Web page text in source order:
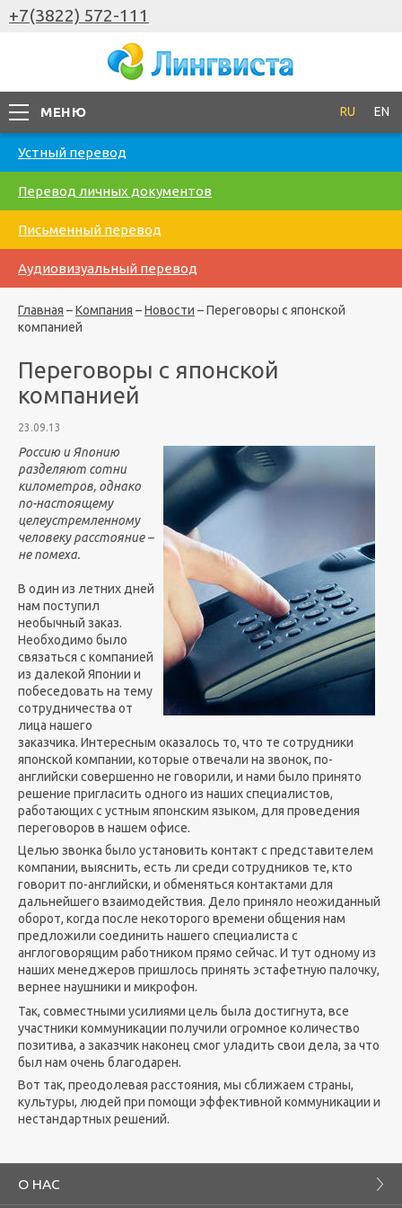
+7(3822) 572-111
МЕНЮ RU EN
Устный перевод
Перевод личных документов
Письменный перевод
Аудиовизуальный перевод
Главная –Компания –Новости –Переговоры с японской
компанией
Переговоры с японской
компанией
23.09.13
Россию и Японию
разделяют сотни
километров, однако
по-настоящему
целеустремленному
человеку расстояние –
не помеха.
В один из летних дней
нам поступил
необычный заказ.
Необходимо было
связаться с компанией
из далекой Японии и
побеседовать на тему
сотрудничества от
лица нашего
заказчика. Интересным оказалось то, что те сотрудники
японской компании, которые отвечали на звонок, по-
английски совершенно не говорили, и нами было принято
решение пригласить одного из наших специалистов,
работающих с устным японским языком, для проведения
переговоров в нашем офисе.
Целью звонка было установить контакт с представителем
компании, выяснить, есть ли среди сотрудников те, кто
говорит по-английски, и обменяться контактами для
дальнейшего взаимодействия. Дело приняло неожиданный
оборот, когда после некоторого времени общения нам
предложили соединить нашего специалиста с
англоговорящим работником прямо сейчас. И тут одному из
наших менеджеров пришлось принять эстафетную палочку,
вернее наушники и микрофон.
Так, совместными усилиями цель была достигнута, все
участники коммуникации получили огромное количество
позитива, а заказчик наконец смог уладить свои дела, за что
был нам очень благодарен.
Вот так, преодолевая расстояния, мы сближаем страны,
культуры, людей при помощи эффективной коммуникации и
нестандартных решений.
О НАС